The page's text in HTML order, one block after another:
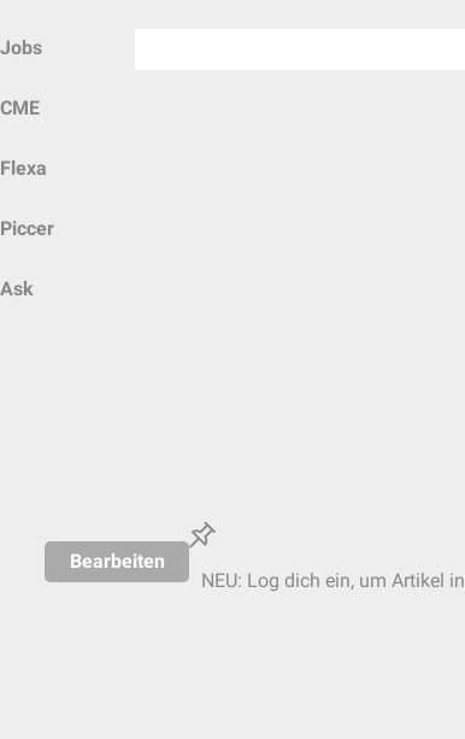
Jobs
CME
Flexa
Piccer
Ask
Bearbeiten
NEU: Log dich ein, um Artikel